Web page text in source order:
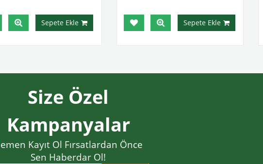
Sepete Ekle Sepete Ekle
Size Özel
Kampanyalar
Kayıt Ol Fırsatlardan Önce
Sen Haberdar Ol!